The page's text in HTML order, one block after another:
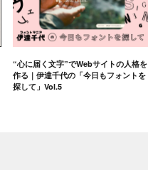
“心に届く文字”でWebサイトの人格を
作る｜伊達千代の「今日もフォントを
探して」Vol.5